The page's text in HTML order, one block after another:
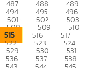
487 488 489
494 495 496
501 502 503
508 509 510
515 516 517
522 523 524
529 530 531
536 537 538